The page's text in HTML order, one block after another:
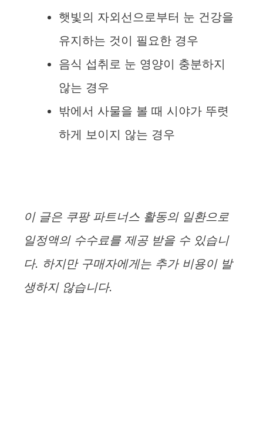
햇빛의 자외선으로부터 눈 건강을
유지하는 것이 필요한 경우
음식 섭취로 눈 영양이 충분하지
않는 경우
밖에서 사물을 볼 때 시야가 뚜렷
하게 보이지 않는 경우
이 글은 쿠팡 파트너스 활동의 일환으로
일정액의 수수료를 제공 받을 수 있습니
다. 하지만 구매자에게는 추가 비용이 발
생하지 않습니다.